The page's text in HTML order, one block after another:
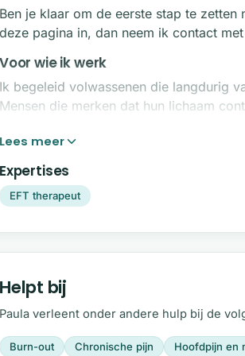
Ben je klaar om de eerste stap te
deze pagina in, dan neem ik contact
Voor wie ik werk
Ik begeleid volwassenen die langdurig
Mensen die merken dat hun lichaam
controle kwijt te raken.
Spanning uit zich vaak ook lichamelijk,
schouderklachten, een opgejaagd
aanhoudt, raakt niet alleen je energie
die vicieuze cirkel te doorbreken en
Deze EFT-therapeut is werkzaam in de
therapie kan helpen bij het verminderen
Expertises
EFT therapeut
Helpt bij
Paula verleent onder andere hulp bij de
Burn-out Chronische pijn Hoofdpijn en